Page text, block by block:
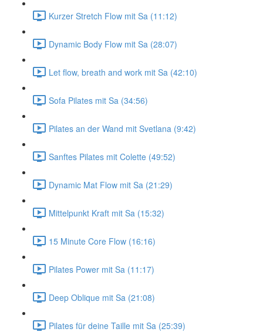
Kurzer Stretch Flow mit Sa (11:12)
Dynamic Body Flow mit Sa (28:07)
Let flow, breath and work mit Sa (42:10)
Sofa Pilates mit Sa (34:56)
Pilates an der Wand mit Svetlana (9:42)
Sanftes Pilates mit Colette (49:52)
Dynamic Mat Flow mit Sa (21:29)
Mittelpunkt Kraft mit Sa (15:32)
15 Minute Core Flow (16:16)
Pilates Power mit Sa (11:17)
Deep Oblique mit Sa (21:08)
Pilates für deine Taille mit Sa (25:39)